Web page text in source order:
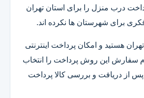
درب منزل را برای استان تهران
فکری برای شهرستان ها نکرده اند.
هستید و امکان پرداخت اینترنتی
سفارش این روش پرداخت را انتخاب
پس از دریافت و بررسی کالا پرداخت